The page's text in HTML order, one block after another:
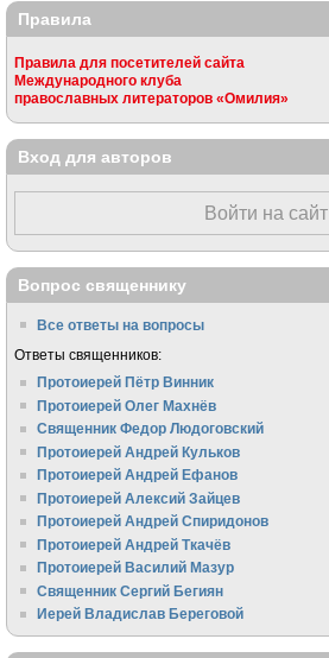
Правила
Правила для посетителей сайта
Международного клуба
православных литераторов «Омилия»
Вход для авторов
Войти на сайт
Вопрос священнику
Все ответы на вопросы
Ответы священников:
Протоиерей Пётр Винник
Протоиерей Олег Махнёв
Священник Федор Людоговский
Протоиерей Андрей Кульков
Протоиерей Андрей Ефанов
Протоиерей Алексий Зайцев
Протоиерей Андрей Спиридонов
Протоиерей Андрей Ткачёв
Протоиерей Василий Мазур
Священник Сергий Бегиян
Иерей Владислав Береговой